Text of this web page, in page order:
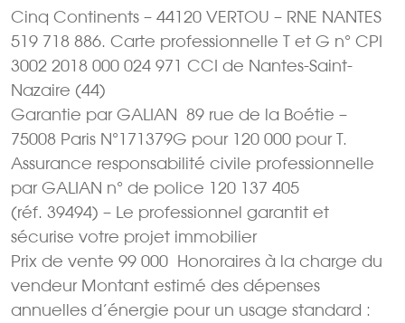
Cinq Continents – 44120 VERTOU – RNE NANTES
519 718 886. Carte professionnelle T et G n° CPI
3002 2018 000 024 971 CCI de Nantes-Saint-
Nazaire (44)
Garantie par GALIAN  89 rue de la Boétie –
75008 Paris N°171379G pour 120 000 pour T.
Assurance responsabilité civile professionnelle
par GALIAN n° de police 120 137 405
(réf. 39494) – Le professionnel garantit et
sécurise votre projet immobilier
Prix de vente 99 000  Honoraires à la charge du
vendeur Montant estimé des dépenses
annuelles d’énergie pour un usage standard :